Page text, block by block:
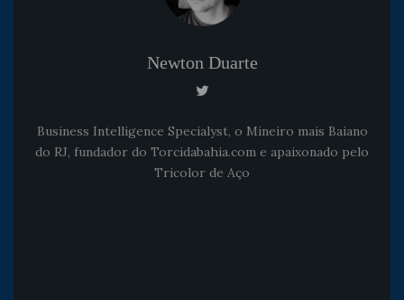
Newton Duarte
Business Intelligence Specialyst, o Mineiro mais Baiano
do RJ, fundador do Torcidabahia.com e apaixonado pelo
Tricolor de Aço